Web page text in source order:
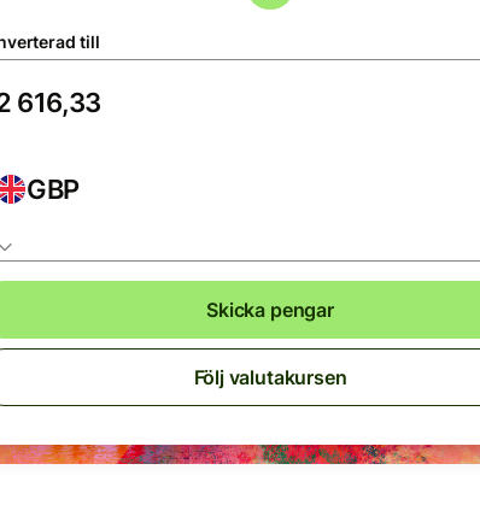
till
GBP
Skicka pengar
Följ valutakursen